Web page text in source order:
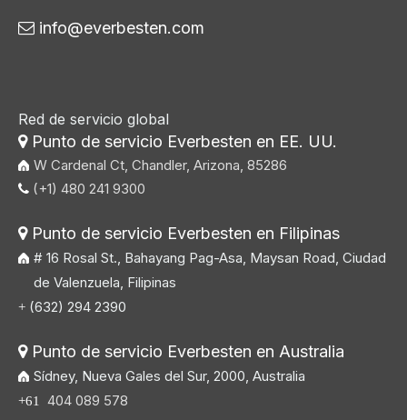
 info@everbesten.com
Red de servicio global
Punto de servicio Everbesten en EE. UU.
W Cardenal Ct, Chandler, Arizona, 85286
 (+1) 480 241 9300
Punto de servicio Everbesten en Filipinas
# 16 Rosal St., Bahayang Pag-Asa, Maysan Road, Ciudad
de Valenzuela, Filipinas
+ (632) 294 2390
Punto de servicio Everbesten en Australia
Sídney, Nueva Gales del Sur, 2000, Australia
+61 404 089 578